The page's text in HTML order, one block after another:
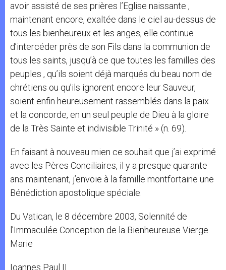
avoir assisté de ses prières l’Eglise naissante ,
maintenant encore, exaltée dans le ciel au-dessus de
tous les bienheureux et les anges, elle continue
d’intercéder près de son Fils dans la communion de
tous les saints, jusqu’à ce que toutes les familles des
peuples , qu’ils soient déjà marqués du beau nom de
chrétiens ou qu’ils ignorent encore leur Sauveur,
soient enfin heureusement rassemblés dans la paix
et la concorde, en un seul peuple de Dieu à la gloire
de la Très Sainte et indivisible Trinité » (n. 69).
En faisant à nouveau mien ce souhait que j’ai exprimé
avec les Pères Conciliaires, il y a presque quarante
ans maintenant, j’envoie à la famille montfortaine une
Bénédiction apostolique spéciale.
Du Vatican, le 8 décembre 2003, Solennité de
l’Immaculée Conception de la Bienheureuse Vierge
Marie
Ioannes Paul II